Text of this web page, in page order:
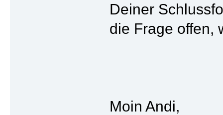
Deiner
die Frage offen,
Moin Andi,